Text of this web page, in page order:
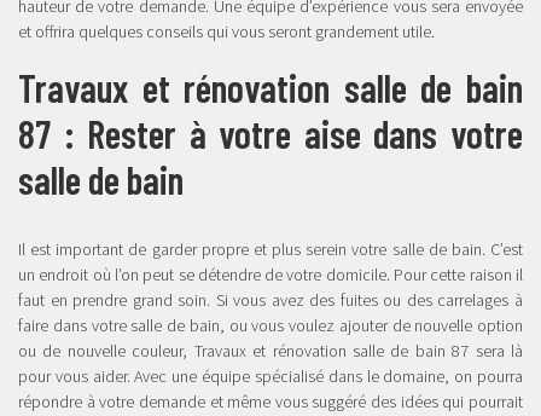
hauteur de votre demande. Une équipe d’expérience vous sera envoyée
et offrira quelques conseils qui vous seront grandement utile.
Travaux et rénovation salle de bain
87 : Rester à votre aise dans votre
salle de bain
Il est important de garder propre et plus serein votre salle de bain. C’est
un endroit où l’on peut se détendre de votre domicile. Pour cette raison il
faut en prendre grand soin. Si vous avez des fuites ou des carrelages à
faire dans votre salle de bain, ou vous voulez ajouter de nouvelle option
ou de nouvelle couleur, Travaux et rénovation salle de bain 87 sera là
pour vous aider. Avec une équipe spécialisé dans le domaine, on pourra
répondre à votre demande et même vous suggéré des idées qui pourrait